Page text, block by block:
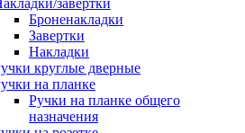
завертки
Броненакладки
Завертки
Накладки
круглые дверные
на планке
Ручки на планке общего
назначения